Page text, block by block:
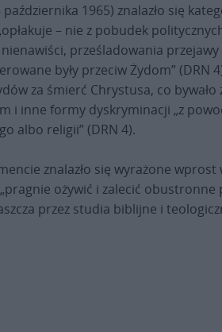
października 1965) znalazło się
– nie z pobudek
prześladowania
były przeciw Żydom” (DRN
za śmierć Chrystusa, co
i inne formy dyskryminacji „z
albo religii” (DRN 4).
znalazło się wyrażone
ożywić i zalecić
przez studia biblijne i